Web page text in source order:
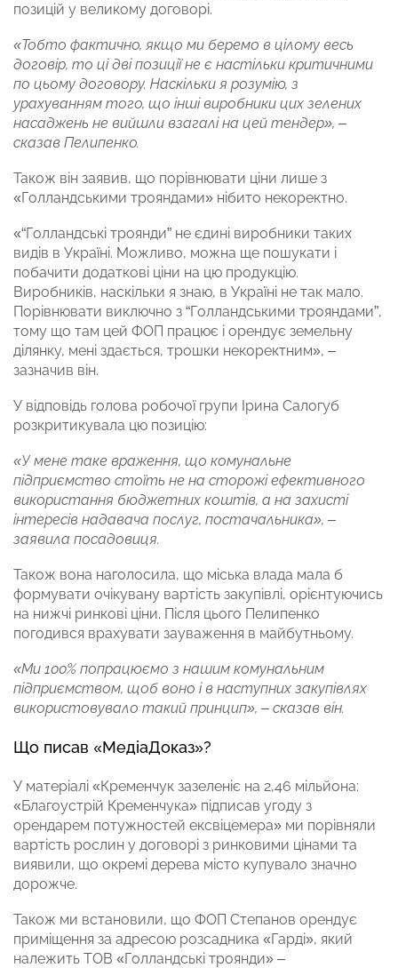
позицій у великому договорі.
«Тобто фактично, якщо ми беремо в цілому весь
договір, то ці дві позиції не є настільки критичними
по цьому договору. Наскільки я розумію, з
урахуванням того, що інші виробники цих зелених
насаджень не вийшли взагалі на цей тендер», –
сказав Пелипенко.
Також він заявив, що порівнювати ціни лише з
«Голландськими трояндами» нібито некоректно.
«“Голландські троянди” не єдині виробники таких
видів в Україні. Можливо, можна ще пошукати і
побачити додаткові ціни на цю продукцію.
Виробників, наскільки я знаю, в Україні не так мало.
Порівнювати виключно з “Голландськими трояндами”,
тому що там цей ФОП працює і орендує земельну
ділянку, мені здається, трошки некоректним», –
зазначив він.
У відповідь голова робочої групи Ірина Салогуб
розкритикувала цю позицію:
«У мене таке враження, що комунальне
підприємство стоїть не на сторожі ефективного
використання бюджетних коштів, а на захисті
інтересів надавача послуг, постачальника», –
заявила посадовиця.
Також вона наголосила, що міська влада мала б
формувати очікувану вартість закупівлі, орієнтуючись
на нижчі ринкові ціни. Після цього Пелипенко
погодився врахувати зауваження в майбутньому.
«Ми 100% попрацюємо з нашим комунальним
підприємством, щоб воно і в наступних закупівлях
використовувало такий принцип», – сказав він.
Що писав «МедіаДоказ»?
У матеріалі «Кременчук зазеленіє на 2,46 мільйона:
«Благоустрій Кременчука» підписав угоду з
орендарем потужностей ексвіцемера» ми порівняли
вартість рослин у договорі з ринковими цінами та
виявили, що окремі дерева місто купувало значно
дорожче.
Також ми встановили, що ФОП Степанов орендує
приміщення за адресою розсадника «Гарді», який
належить ТОВ «Голландські троянди» –